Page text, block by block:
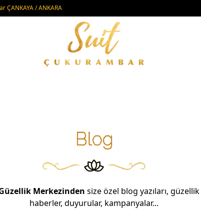
ÇANKAYA / ANKARA
Blog
Merkezinden size özel blog yazıları,
haberler, duyurular, kampanyalar...